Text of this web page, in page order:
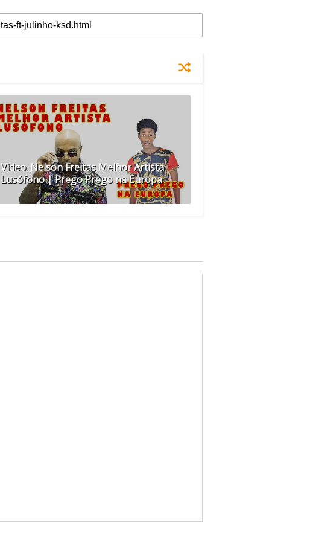
Video: Nelson Freitas Melhor Artista
Lusófono | Prego Prego na Europa